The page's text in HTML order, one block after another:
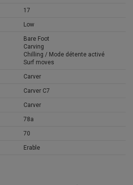
17
Low
Bare Foot
Carving
Chilling / Mode détente activé
Surf moves
Carver
Carver C7
Carver
78a
70
Erable